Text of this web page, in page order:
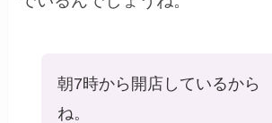
朝7時から開店しているから
ね。